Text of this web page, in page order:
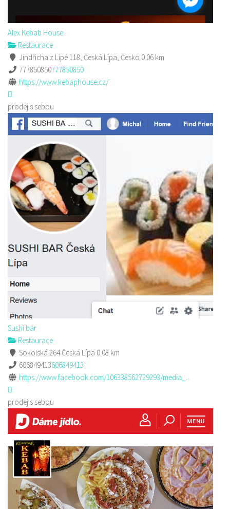
Alex Kebab House
Restaurace
Jindřicha z Lipé 118, Česká Lípa, Česko 0.06 km
777850850777850850
https://www.kebaphouse.cz/
prodej s sebou
Sushi bar
Restaurace
Sokolská 264 Česká Lípa 0.08 km
606849413606849413
https://www.facebook.com/106338562729293/media_...
prodej s sebou